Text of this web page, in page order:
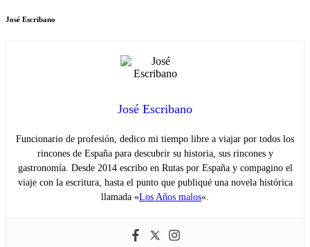
José Escribano
José Escribano
Funcionario de profesión, dedico mi tiempo libre a viajar por todos los
rincones de España para descubrir su historia, sus rincones y
gastronomía. Desde 2014 escribo en Rutas por España y compagino el
viaje con la escritura, hasta el punto que publiqué una novela histórica
llamada «Los Años malos«.